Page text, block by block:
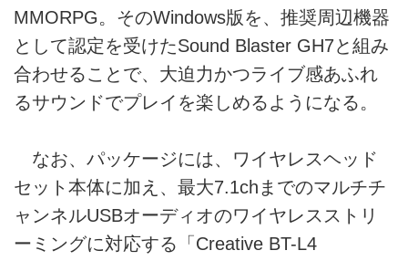
MMORPG。そのWindows版を、推奨周辺機器
として認定を受けたSound Blaster GH7と組み
合わせることで、大迫力かつライブ感あふれ
るサウンドでプレイを楽しめるようになる。
なお、パッケージには、ワイヤレスヘッド
セット本体に加え、最大7.1chまでのマルチチ
ャンネルUSBオーディオのワイヤレスストリ
ーミングに対応する「Creative BT-L4